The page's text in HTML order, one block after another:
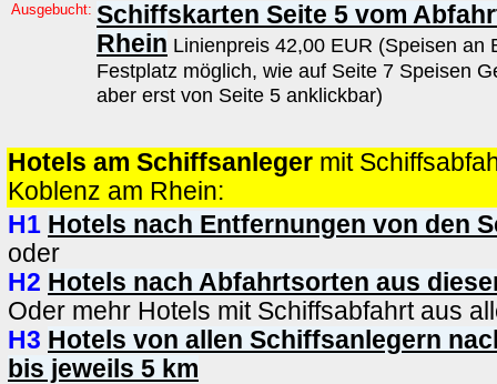
Ausgebucht: Schiffskarten Seite 5 vom
Rhein Linienpreis 42,00 EUR (Speisen an
Festplatz möglich, wie auf Seite 7 Speisen
aber erst von Seite 5 anklickbar)
Hotels am Schiffsanleger mit
Koblenz am Rhein:
H1 Hotels nach Entfernungen von den
oder
H2 Hotels nach Abfahrtsorten aus
Oder mehr Hotels mit Schiffsabfahrt aus
H3 Hotels von allen Schiffsanlegern
bis jeweils 5 km